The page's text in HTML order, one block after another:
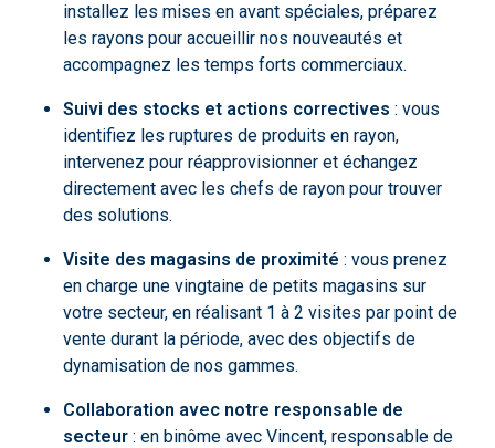
installez les mises en avant spéciales, préparez
les rayons pour accueillir nos nouveautés et
accompagnez les temps forts commerciaux.
Suivi des stocks et actions correctives : vous
identifiez les ruptures de produits en rayon,
intervenez pour réapprovisionner et échangez
directement avec les chefs de rayon pour trouver
des solutions.
Visite des magasins de proximité : vous prenez
en charge une vingtaine de petits magasins sur
votre secteur, en réalisant 1 à 2 visites par point de
vente durant la période, avec des objectifs de
dynamisation de nos gammes.
Collaboration avec notre responsable de
secteur: en binôme avec Vincent, responsable de